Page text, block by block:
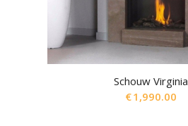
Schouw Virginia
€1,990.00